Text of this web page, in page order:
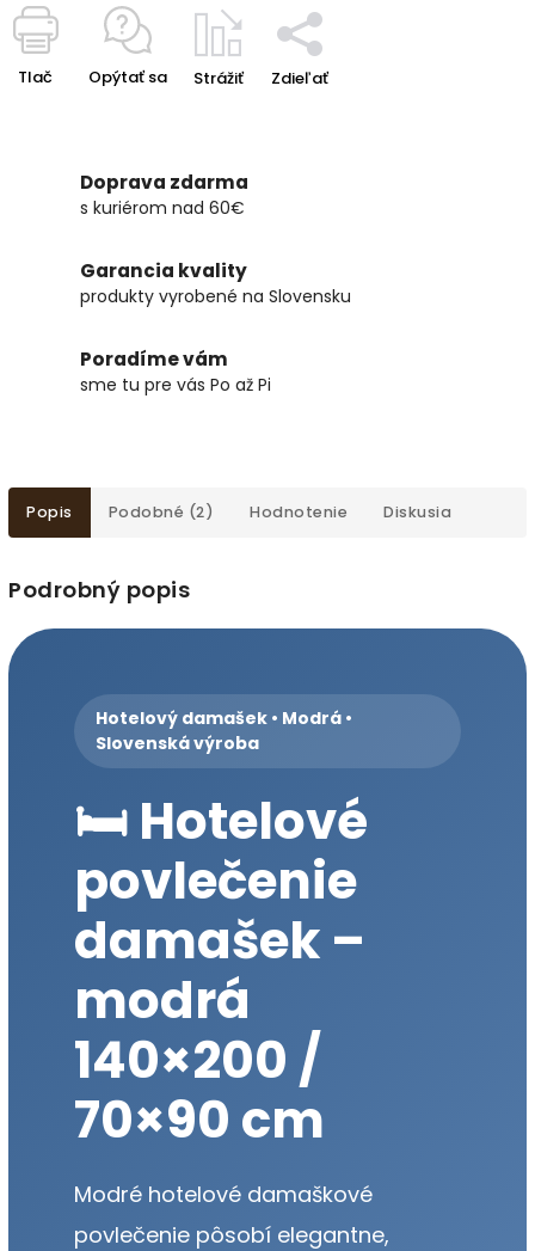
Tlač Opýtať sa Strážiť Zdieľať
Doprava zdarma
s kuriérom nad 60€
Garancia kvality
produkty vyrobené na Slovensku
Poradíme vám
sme tu pre vás Po až Pi
Popis Podobné (2) Hodnotenie Diskusia
Podrobný popis
Hotelový damašek • Modrá •
Slovenská výroba
🛏️ Hotelové
povlečenie
damašek –
modrá
140×200 /
70×90 cm
Modré hotelové damaškové
povlečenie pôsobí elegantne,